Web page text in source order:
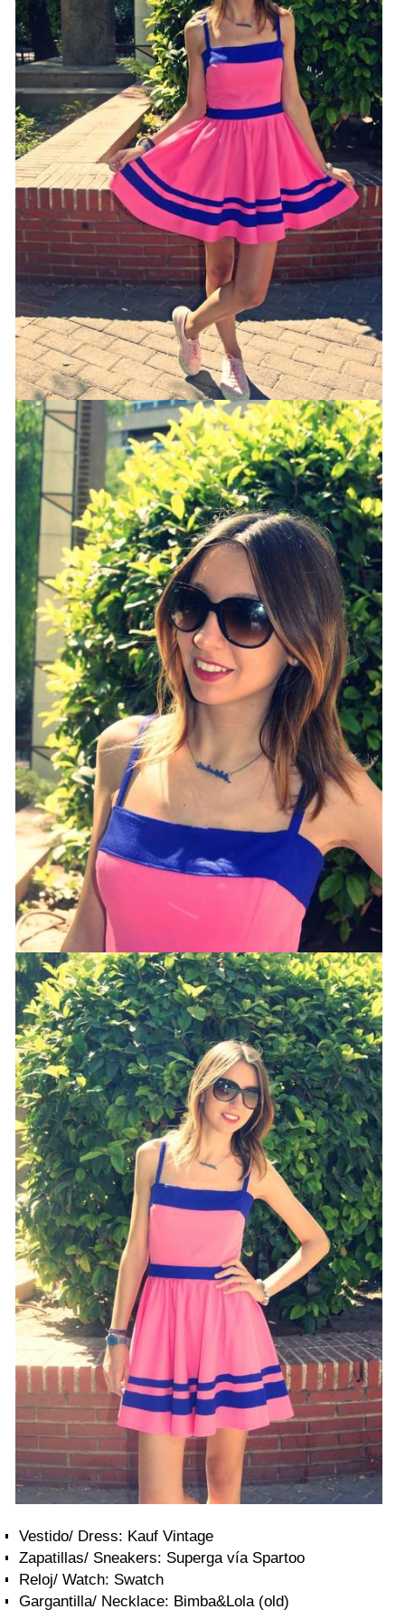
Vestido/ Dress: Kauf Vintage
Zapatillas/ Sneakers: Superga vía Spartoo
Reloj/ Watch: Swatch
Gargantilla/ Necklace: Bimba&Lola (old)